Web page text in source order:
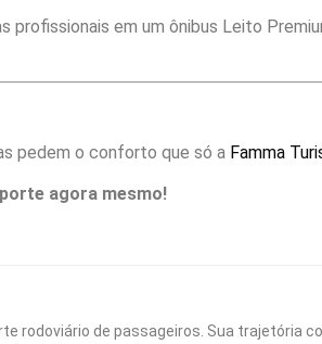
profissionais em um ônibus Leito
pedem o conforto que só a Famma
agora mesmo!
rodoviário de passageiros. Sua trajetória